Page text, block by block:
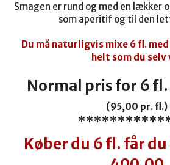
Smagen er rund og med en lækker
som aperitif og til den
Du må naturligvis mixe 6 fl.
helt som du selv
Normal pris for 6
(95,00 pr. fl.)
Køber du 6 fl. får